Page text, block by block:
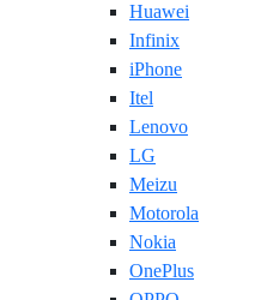
Huawei
Infinix
iPhone
Itel
Lenovo
LG
Meizu
Motorola
Nokia
OnePlus